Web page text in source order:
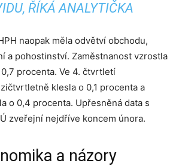
ŘÍKÁ ANALYTIČKA
naopak měla odvětví obchodu,
a pohostinství. Zaměstnanost vzrostla
procenta. Ve 4. čtvrtletí
klesla o 0,1 procenta a
o 0,4 procenta. Upřesněná data s
zveřejní nejdříve koncem února.
a názory